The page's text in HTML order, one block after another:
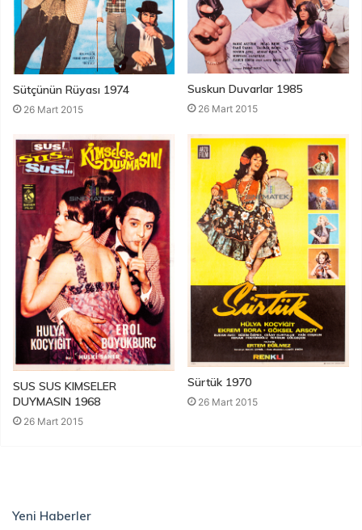
Sütçünün Rüyası 1974
26 Mart 2015
Suskun Duvarlar 1985
26 Mart 2015
SUS SUS KIMSELER
DUYMASIN 1968
26 Mart 2015
Sürtük 1970
26 Mart 2015
Yeni Haberler